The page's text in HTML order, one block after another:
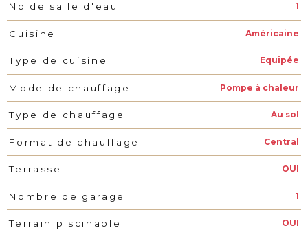
Nb de salle d'eau 1
Cuisine Américaine
Type de cuisine Equipée
Mode de chauffage Pompe à chaleur
Type de chauffage Au sol
Format de chauffage Central
Terrasse OUI
Nombre de garage 1
Terrain piscinable OUI